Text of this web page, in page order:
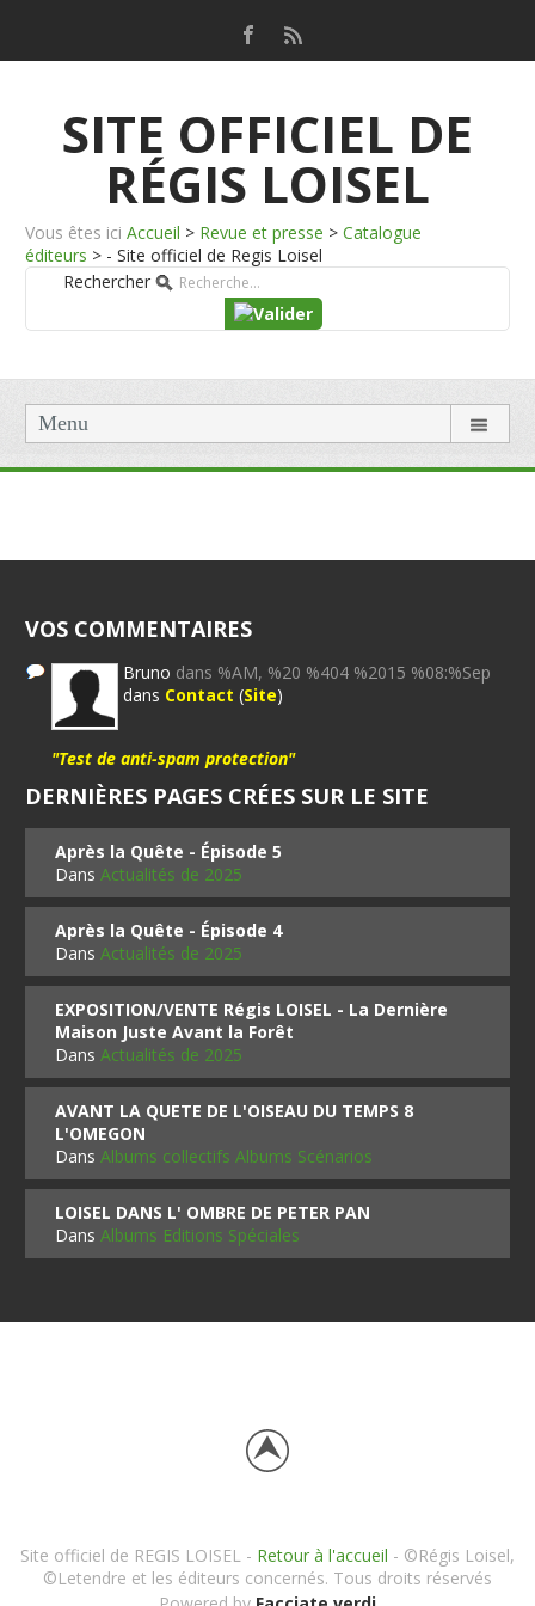
SITE OFFICIEL DE
RÉGIS LOISEL
Vous êtes ici Accueil > Revue et presse > Catalogue
éditeurs > - Site officiel de Regis Loisel
Rechercher
Menu
VOS COMMENTAIRES
Bruno dans %AM, %20 %404 %2015 %08:%Sep
dans Contact (Site)
"Test de anti-spam protection"
DERNIÈRES PAGES CRÉES SUR LE SITE
Après la Quête - Épisode 5
DansActualités de 2025
Après la Quête - Épisode 4
DansActualités de 2025
EXPOSITION/VENTE Régis LOISEL - La Dernière
Maison Juste Avant la Forêt
DansActualités de 2025
AVANT LA QUETE DE L'OISEAU DU TEMPS 8
L'OMEGON
DansAlbums collectifs Albums Scénarios
LOISEL DANS L' OMBRE DE PETER PAN
DansAlbums Editions Spéciales
Site officiel de REGIS LOISEL - Retour à l'accueil - ©Régis Loisel,
©Letendre et les éditeurs concernés. Tous droits réservés